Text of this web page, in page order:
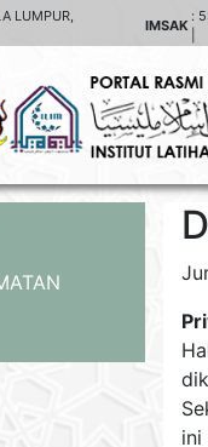
LUMPUR,
IMSAK
: